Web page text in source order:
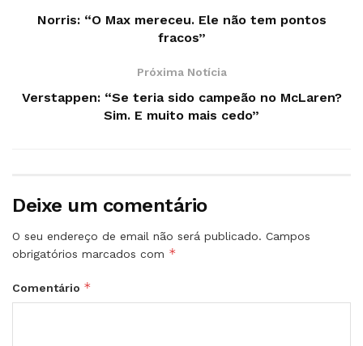
Norris: “O Max mereceu. Ele não tem pontos
fracos”
Próxima Notícia
Verstappen: “Se teria sido campeão no McLaren?
Sim. E muito mais cedo”
Deixe um comentário
O seu endereço de email não será publicado. Campos
obrigatórios marcados com *
Comentário *